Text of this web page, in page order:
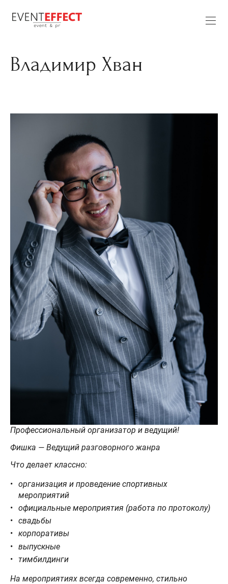
Владимир Хван
Профессиональный организатор и ведущий!
Фишка — Ведущий разговорного жанра
Что делает классно:
организация и проведение спортивных
мероприятий
официальные мероприятия (работа по протоколу)
свадьбы
корпоративы
выпускные
тимбилдинги
На мероприятиях всегда современно, стильно